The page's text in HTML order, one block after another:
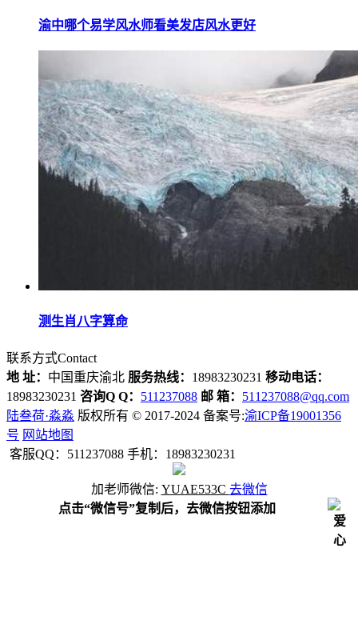
渝中哪个易学风水师看美发店风水更好
测生肖八字算命
联系方式Contact
地 址： 中国重庆渝北 服务热线： 18983230231 移动电话：
18983230231 咨询Q Q： 511237088 邮 箱： 511237088@qq.com
陆叁荷·淼淼 版权所有 © 2017-2024 备案号:渝ICP备19001356
号 网站地图
客服QQ：511237088 手机：18983230231
加老师微信: YUAE533C 去微信
点击“微信号”复制后，去微信按钮添加